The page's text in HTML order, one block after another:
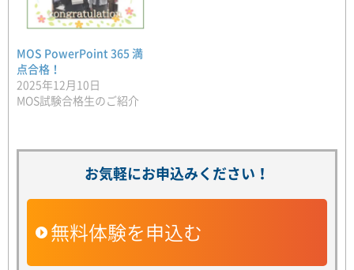
MOS PowerPoint 365 満
点合格！
2025年12月10日
MOS試験合格生のご紹介
お気軽にお申込みください！
無料体験を申込む